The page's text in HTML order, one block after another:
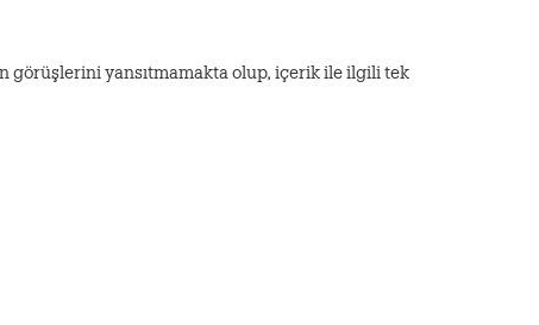
görüşlerini yansıtmamakta olup, içerik ile ilgili tek